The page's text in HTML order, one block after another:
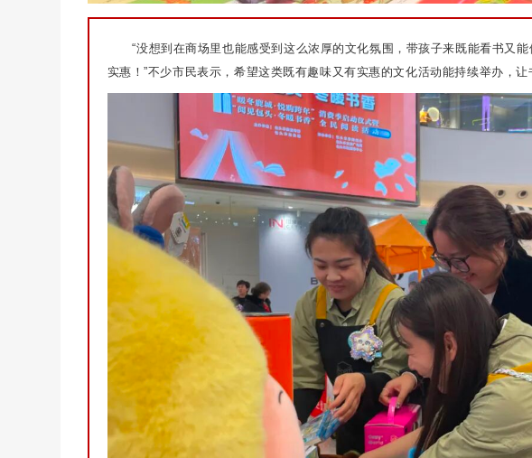
“没想到在商场里也能感受到这么浓厚的文化氛围，带孩子来既能看书又
实惠！”不少市民表示，希望这类既有趣味又有实惠的文化活动能持续举办，让